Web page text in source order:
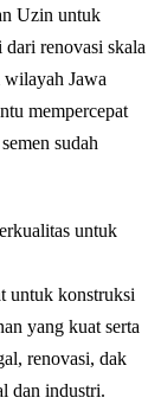
Uzin untuk
renovasi skala
Jawa
mempercepat
sudah
untuk
untuk konstruksi
yang kuat serta
renovasi, dak
dan industri.